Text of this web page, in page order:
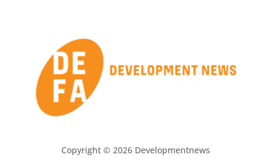
Copyright © 2026 Developmentnews